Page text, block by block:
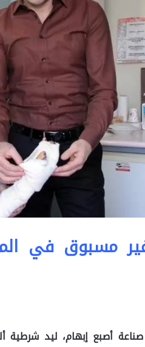
مسبوق في
أصبع إبهام، ليد شرطية